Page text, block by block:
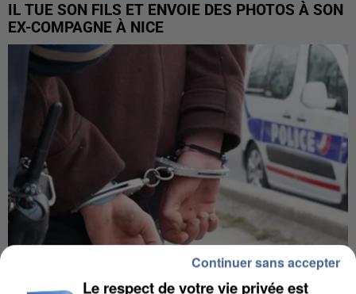
IL TUE SON FILS ET ENVOIE DES PHOTOS À SON
EX-COMPAGNE À NICE
Le respect de votre vie privée est
Continuer sans accepter